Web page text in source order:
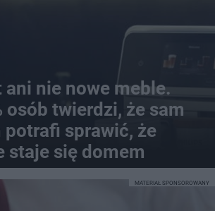
ani nie nowe meble.
osób twierdzi, że sam
potrafi sprawić, że
staje się domem
MATERIAŁ SPONSOROWANY